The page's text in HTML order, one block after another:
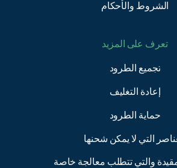
الشروط والأحكام
تعرف على المزيد
تجميع الطرود
إعادة التغليف
حماية الطرود
التي لا يمكن شحنها
والتي تتطلب معالجة خاصة